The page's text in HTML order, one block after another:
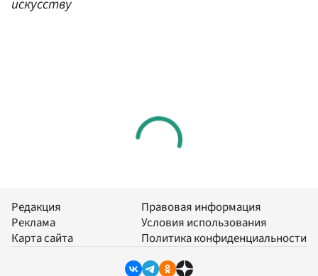
искусству
Редакция
Реклама
Карта сайта
Правовая информация
Условия использования
Политика конфиденциальности